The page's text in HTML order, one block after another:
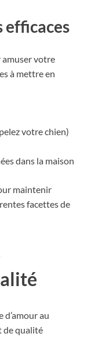
efficaces
amuser votre
à mettre en
votre chien)
dans la maison
maintenir
facettes de
au
de qualité